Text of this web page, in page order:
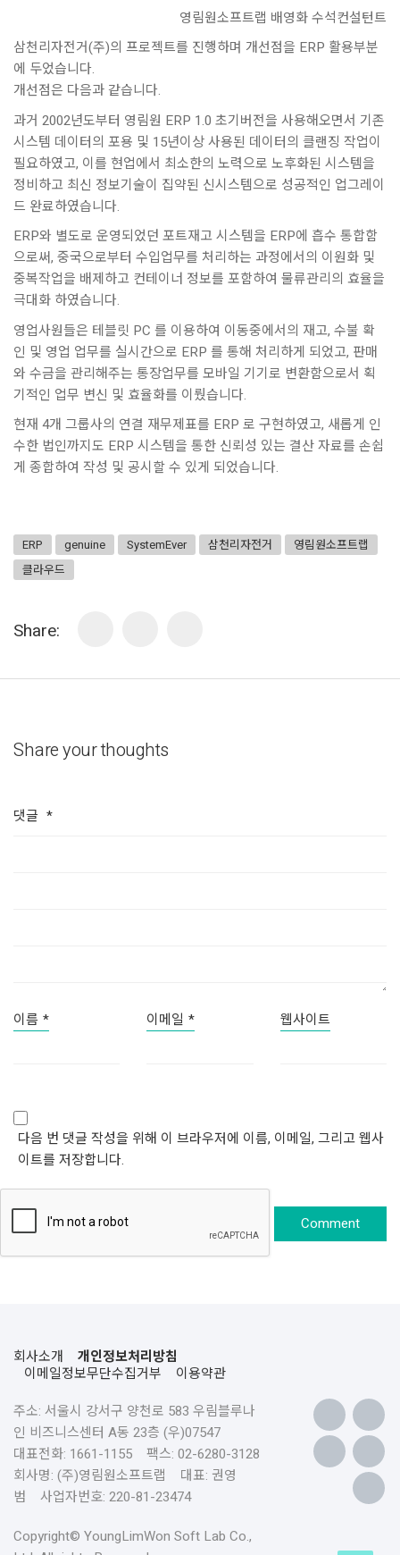
영림원소프트랩 배영화 수석컨설턴트
삼천리자전거(주)의 프로젝트를 진행하며 개선점을 ERP 활용부분
에 두었습니다.
개선점은 다음과 같습니다.
과거 2002년도부터 영림원 ERP 1.0 초기버전을 사용해오면서 기존
시스템 데이터의 포용 및 15년이상 사용된 데이터의 클랜징 작업이
필요하였고, 이를 현업에서 최소한의 노력으로 노후화된 시스템을
정비하고 최신 정보기술이 집약된 신시스템으로 성공적인 업그레이
드 완료하였습니다.
ERP와 별도로 운영되었던 포트재고 시스템을 ERP에 흡수 통합함
으로써, 중국으로부터 수입업무를 처리하는 과정에서의 이원화 및
중복작업을 배제하고 컨테이너 정보를 포함하여 물류관리의 효율을
극대화 하였습니다.
영업사원들은 테블릿 PC 를 이용하여 이동중에서의 재고, 수불 확
인 및 영업 업무를 실시간으로 ERP 를 통해 처리하게 되었고, 판매
와 수금을 관리해주는 통장업무를 모바일 기기로 변환함으로서 획
기적인 업무 변신 및 효율화를 이뤘습니다.
현재 4개 그룹사의 연결 재무제표를 ERP 로 구현하였고, 새롭게 인
수한 법인까지도 ERP 시스템을 통한 신뢰성 있는 결산 자료를 손쉽
게 종합하여 작성 및 공시할 수 있게 되었습니다.
ERP genuine SystemEver 삼천리자전거
영림원소프트랩
클라우드
Share:
Share your thoughts
댓글 *
이름 * 이메일 * 웹사이트
다음 번 댓글 작성을 위해 이 브라우저에 이름, 이메일, 그리고 웹사
이트를 저장합니다.
회사소개
개인정보처리방침
이메일정보무단수집거부
이용약관
주소: 서울시 강서구 양천로 583 우림블루나
인 비즈니스센터 A동 23층 (우)07547
대표전화: 1661-1155 팩스: 02-6280-3128
회사명: (주)영림원소프트랩 대표: 권영
범 사업자번호: 220-81-23474
Copyright© YoungLimWon Soft Lab Co.,